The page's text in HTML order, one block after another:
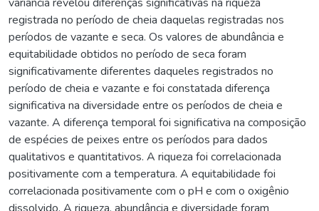
registrada no período de cheia daquelas registradas nos
períodos de vazante e seca. Os valores de abundância e
equitabilidade obtidos no período de seca foram
significativamente diferentes daqueles registrados no
período de cheia e vazante e foi constatada diferença
significativa na diversidade entre os períodos de cheia e
vazante. A diferença temporal foi significativa na composição
de espécies de peixes entre os períodos para dados
qualitativos e quantitativos. A riqueza foi correlacionada
positivamente com a temperatura. A equitabilidade foi
correlacionada positivamente com o pH e com o oxigênio